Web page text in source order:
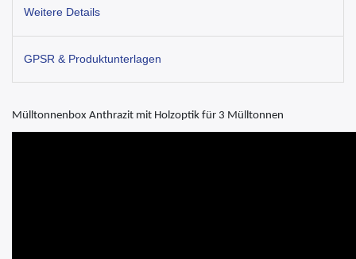
Weitere Details
GPSR & Produktunterlagen
Mülltonnenbox Anthrazit mit Holzoptik für 3 Mülltonnen